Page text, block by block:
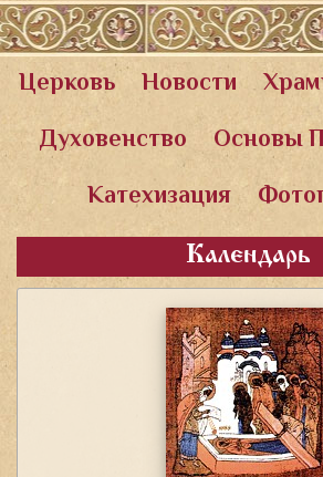
Церковь Новости
Духовенство
Основы
Катехизация
Календарь